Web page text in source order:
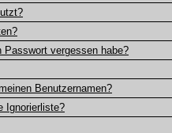
vergessen habe?
Benutzernamen?
Ignorierliste?